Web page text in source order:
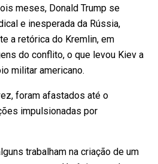
meses, Donald Trump se
e inesperada da Rússia,
a retórica do Kremlin, em
do conflito, o que levou Kiev a
militar americano.
foram afastados até o
impulsionadas por
trabalham na criação de um